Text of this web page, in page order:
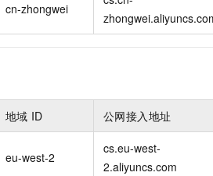
cn-zhongwei
地域 ID 公网接入地址
eu-west-2
cs.eu-west-
2.aliyuncs.com